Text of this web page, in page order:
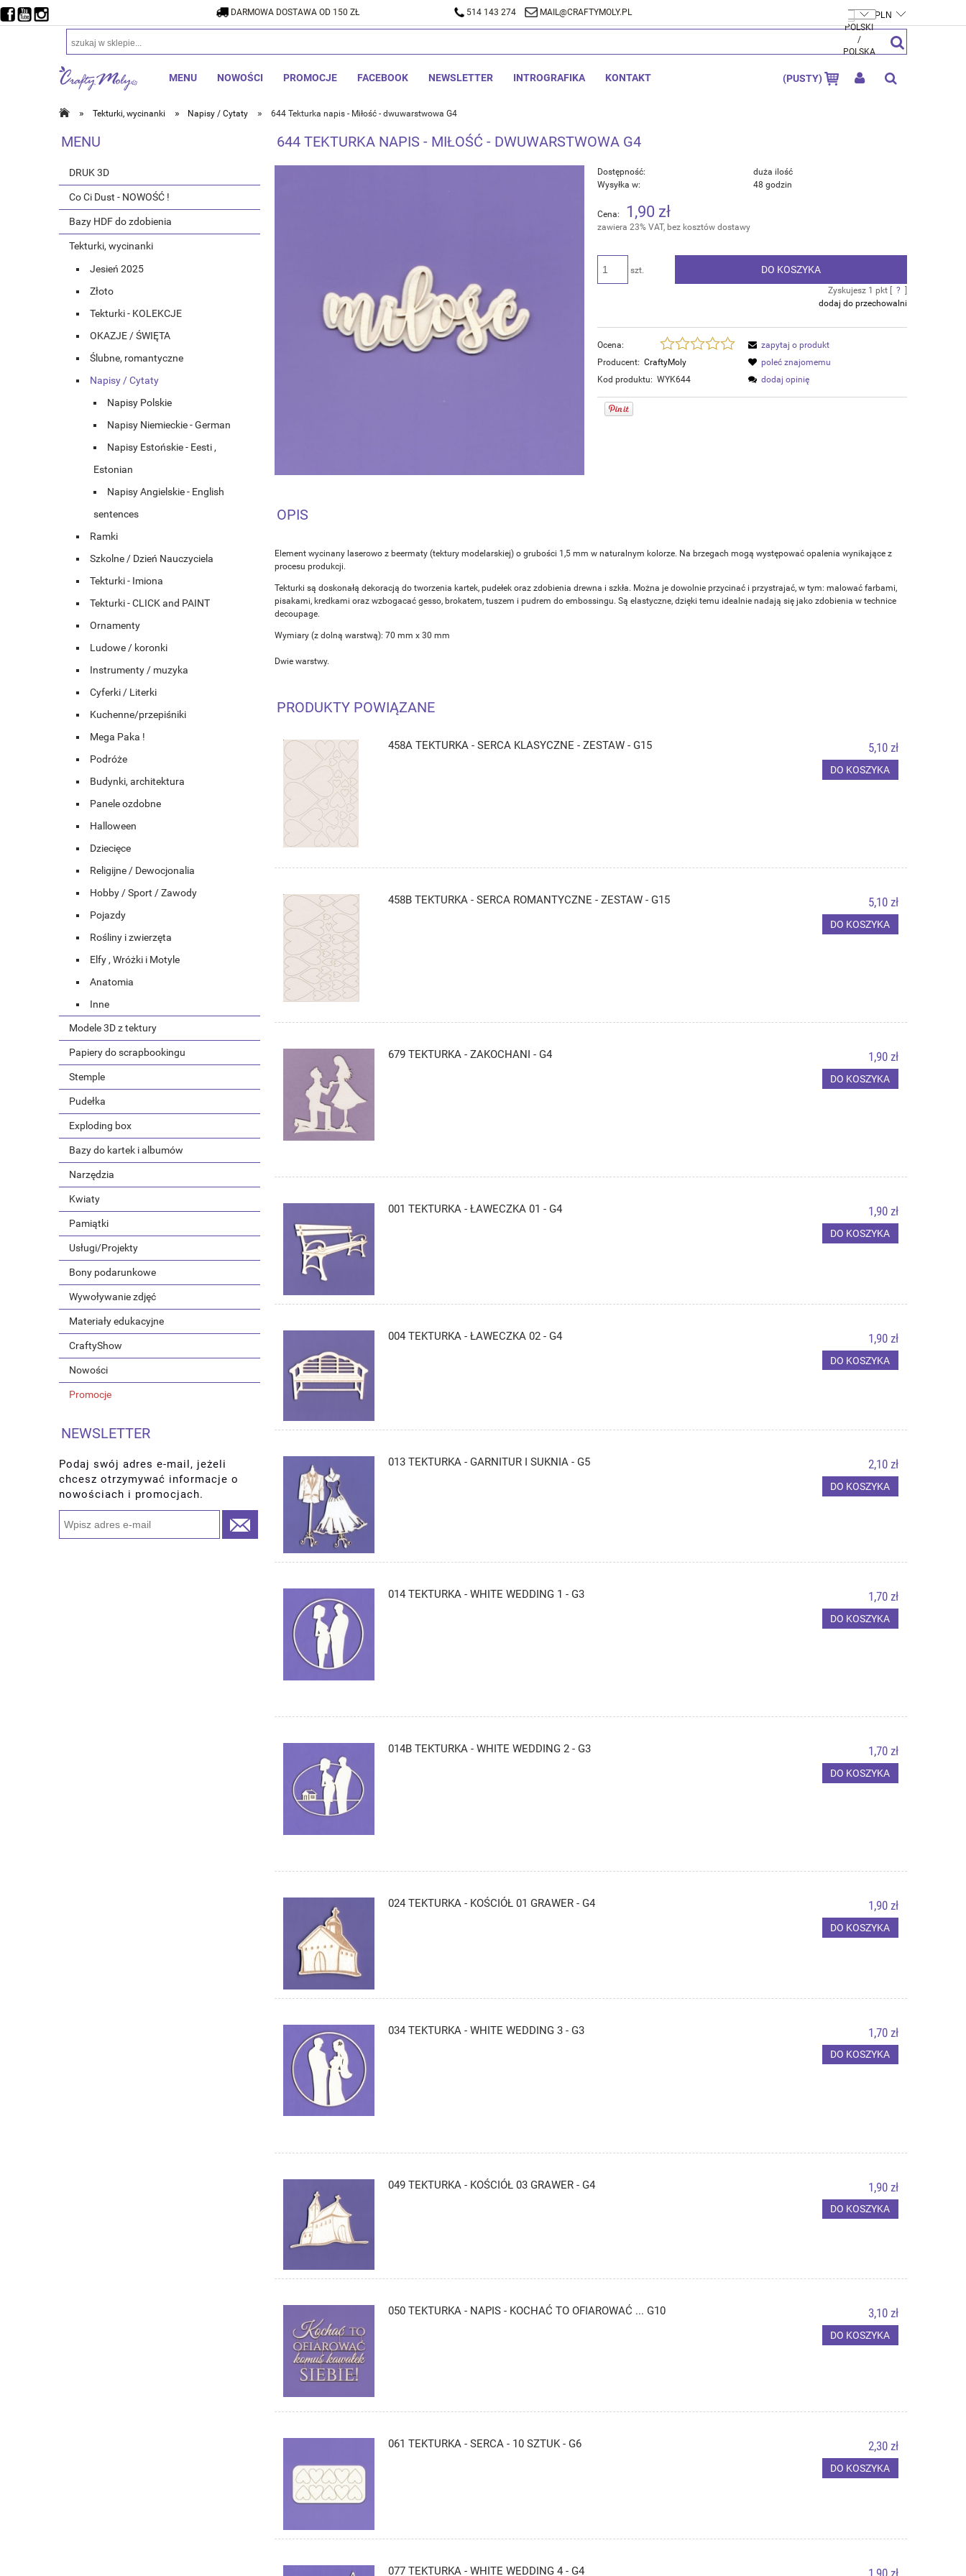
DARMOWA DOSTAWA OD 150 ZŁ 514 143 274 MAIL@CRAFTYMOLY.PL ZALOGUJ SIĘ
(PUSTY)
MENU NOWOŚCI PROMOCJE FACEBOOK NEWSLETTER INTROGRAFIKA KONTAKT
» Tekturki, wycinanki » Napisy / Cytaty » 644 Tekturka napis - Miłość - dwuwarstwowa G4
DARMOWA DOSTAWA OD 150 ZŁ 514 143 274 MAIL@CRAFTYMOLY.PL
MENU
DRUK 3D
Co Ci Dust - NOWOŚĆ !
Bazy HDF do zdobienia
Tekturki, wycinanki
Jesień 2025
Złoto
Tekturki - KOLEKCJE
OKAZJE / ŚWIĘTA
Ślubne, romantyczne
Napisy / Cytaty
Napisy Polskie
Napisy Niemieckie - German
Napisy Estońskie - Eesti ,
Estonian
Napisy Angielskie - English
sentences
Ramki
Szkolne / Dzień Nauczyciela
Tekturki - Imiona
Tekturki - CLICK and PAINT
Ornamenty
Ludowe / koronki
Instrumenty / muzyka
Cyferki / Literki
Kuchenne/przepiśniki
Mega Paka !
Podróże
Budynki, architektura
Panele ozdobne
Halloween
Dziecięce
Religijne / Dewocjonalia
Hobby / Sport / Zawody
Pojazdy
Rośliny i zwierzęta
Elfy , Wróżki i Motyle
Anatomia
Inne
Modele 3D z tektury
Papiery do scrapbookingu
Stemple
Pudełka
Exploding box
Bazy do kartek i albumów
Narzędzia
Kwiaty
Pamiątki
Usługi/Projekty
Bony podarunkowe
Wywoływanie zdjęć
Materiały edukacyjne
CraftyShow
Nowości
Promocje
NEWSLETTER
Podaj swój adres e-mail, jeżeli
chcesz otrzymywać informacje o
nowościach i promocjach.
644 TEKTURKA NAPIS - MIŁOŚĆ - DWUWARSTWOWA G4
Dostępność:
duża ilość
Wysyłka w:
48 godzin
Cena: 1,90 zł
zawiera 23% VAT, bez kosztów dostawy
szt. DO KOSZYKA
Zyskujesz 1 pkt [ ?
dodaj do przechowalni
Ocena:
Producent: CraftyMoly
Kod produktu: WYK644
zapytaj o produkt
poleć znajomemu
dodaj opinię
OPIS
Element wycinany laserowo z beermaty (tektury modelarskiej) o grubości 1,5 mm w naturalnym kolorze. Na brzegach mogą występować opalenia wynikające z
procesu produkcji.
Tekturki są doskonałą dekoracją do tworzenia kartek, pudełek oraz zdobienia drewna i szkła. Można je dowolnie przycinać i przystrajać, w tym: malować farbami,
pisakami, kredkami oraz wzbogacać gesso, brokatem, tuszem i pudrem do embossingu. Są elastyczne, dzięki temu idealnie nadają się jako zdobienia w technice
decoupage.
Wymiary (z dolną warstwą): 70 mm x 30 mm
Dwie warstwy.
PRODUKTY POWIĄZANE
458A TEKTURKA - SERCA KLASYCZNE - ZESTAW - G15 5,10 zł
DO KOSZYKA
458B TEKTURKA - SERCA ROMANTYCZNE - ZESTAW - G15 5,10 zł
DO KOSZYKA
679 TEKTURKA - ZAKOCHANI - G4 1,90 zł
DO KOSZYKA
001 TEKTURKA - ŁAWECZKA 01 - G4 1,90 zł
DO KOSZYKA
004 TEKTURKA - ŁAWECZKA 02 - G4 1,90 zł
DO KOSZYKA
013 TEKTURKA - GARNITUR I SUKNIA - G5 2,10 zł
DO KOSZYKA
014 TEKTURKA - WHITE WEDDING 1 - G3 1,70 zł
DO KOSZYKA
014B TEKTURKA - WHITE WEDDING 2 - G3 1,70 zł
DO KOSZYKA
024 TEKTURKA - KOŚCIÓŁ 01 GRAWER - G4 1,90 zł
DO KOSZYKA
034 TEKTURKA - WHITE WEDDING 3 - G3 1,70 zł
DO KOSZYKA
049 TEKTURKA - KOŚCIÓŁ 03 GRAWER - G4 1,90 zł
DO KOSZYKA
050 TEKTURKA - NAPIS - KOCHAĆ TO OFIAROWAĆ ... G10 3,10 zł
DO KOSZYKA
061 TEKTURKA - SERCA - 10 SZTUK - G6 2,30 zł
DO KOSZYKA
077 TEKTURKA - WHITE WEDDING 4 - G4 1,90 zł